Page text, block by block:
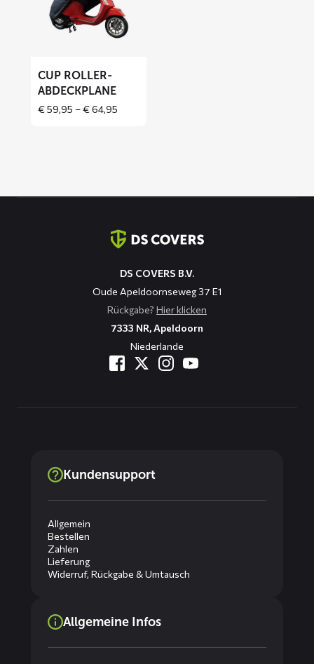
Roller-
CUP ROLLER-
ABDECKPLANE
€59,95 –€64,95
DS COVERS B.V.
Oude Apeldoornseweg 37 E1
Rückgabe? Hier klicken
7333 NR, Apeldoorn
Niederlande
Kundensupport
Allgemein
Bestellen
Zahlen
Lieferung
Widerruf, Rückgabe & Umtausch
Allgemeine Infos